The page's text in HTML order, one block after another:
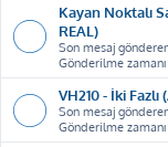
Kayan Noktalı
REAL)
Son mesaj
Gönderilme
VH210 - İki
Son mesaj
Gönderilme